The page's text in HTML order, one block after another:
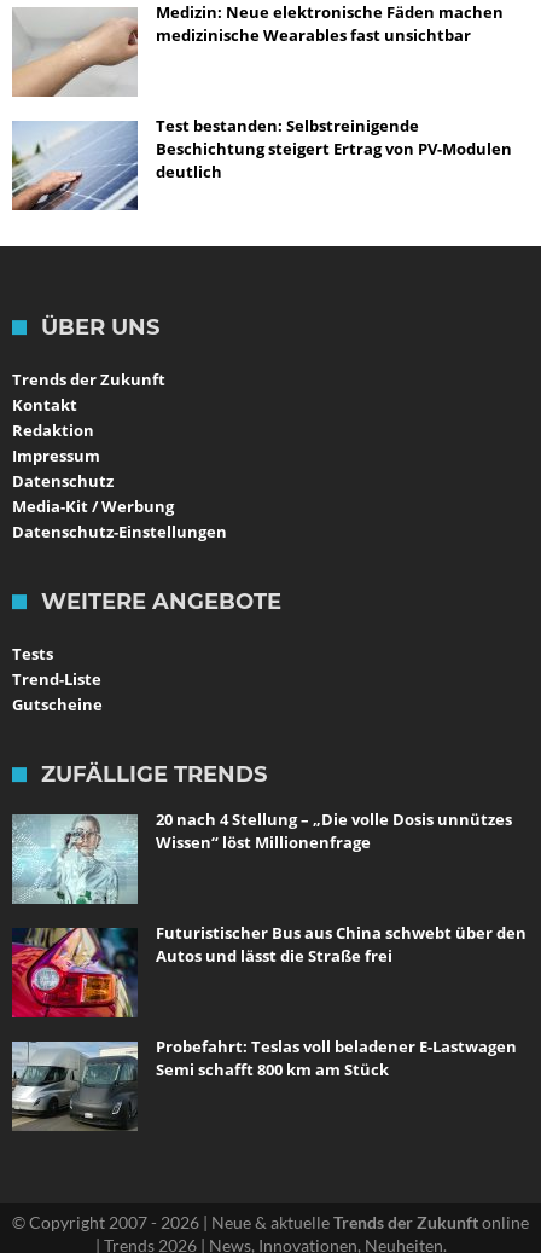
Medizin: Neue elektronische Fäden machen
medizinische Wearables fast unsichtbar
Test bestanden: Selbstreinigende
Beschichtung steigert Ertrag von PV-Modulen
deutlich
ÜBER UNS
Trends der Zukunft
Kontakt
Redaktion
Impressum
Datenschutz
Media-Kit / Werbung
Datenschutz-Einstellungen
WEITERE ANGEBOTE
Tests
Trend-Liste
Gutscheine
ZUFÄLLIGE TRENDS
20 nach 4 Stellung – „Die volle Dosis unnützes
Wissen“ löst Millionenfrage
Futuristischer Bus aus China schwebt über den
Autos und lässt die Straße frei
Probefahrt: Teslas voll beladener E-Lastwagen
Semi schafft 800 km am Stück
© Copyright 2007 - 2026 | Neue & aktuelleTrends der Zukunftonline
| Trends 2026 | News, Innovationen, Neuheiten.